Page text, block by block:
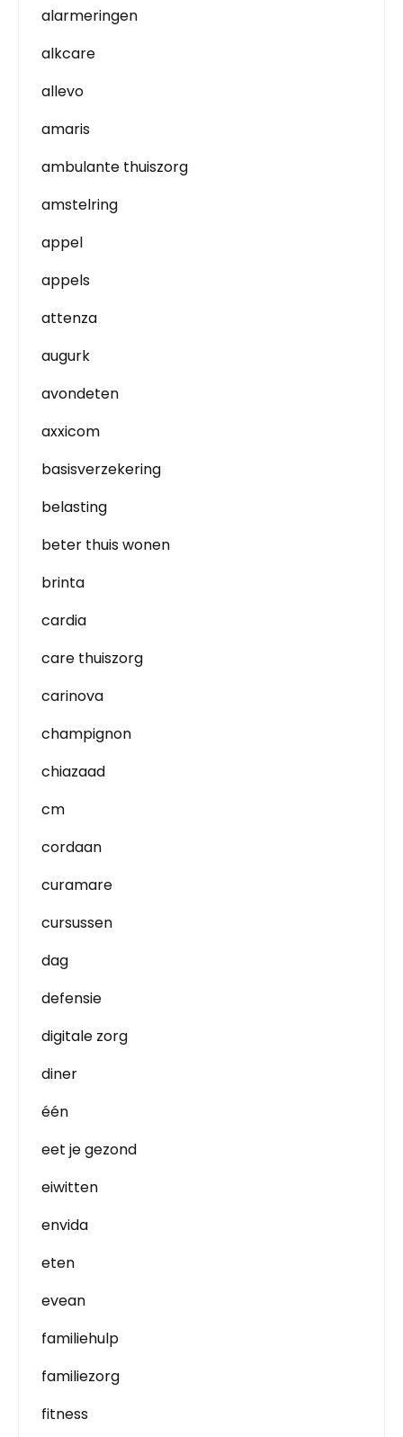
alarmeringen
alkcare
allevo
amaris
ambulante thuiszorg
amstelring
appel
appels
attenza
augurk
avondeten
axxicom
basisverzekering
belasting
beter thuis wonen
brinta
cardia
care thuiszorg
carinova
champignon
chiazaad
cm
cordaan
curamare
cursussen
dag
defensie
digitale zorg
diner
één
eet je gezond
eiwitten
envida
eten
evean
familiehulp
familiezorg
fitness